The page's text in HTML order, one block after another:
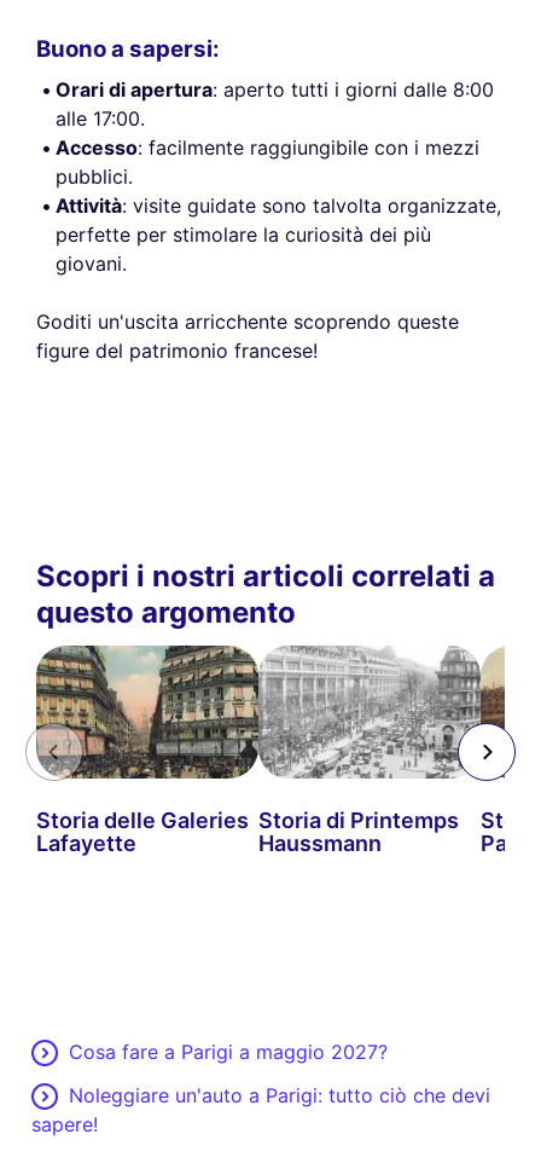
Buono a sapersi:
Orari di apertura: aperto tutti i giorni dalle 8:00
alle 17:00.
Accesso: facilmente raggiungibile con i mezzi
pubblici.
Attività: visite guidate sono talvolta organizzate,
perfette per stimolare la curiosità dei più
giovani.
Goditi un'uscita arricchente scoprendo queste
figure del patrimonio francese!
Scopri i nostri articoli correlati a
questo argomento
Storia delle Galeries
Lafayette
Storia di Printemps
Haussmann
Parigi
Cosa fare a Parigi a maggio 2027?
Noleggiare un'auto a Parigi: tutto ciò che devi
sapere!